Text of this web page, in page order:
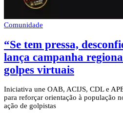
Comunidade
“Se tem pressa,
lança campanha
golpes virtuais
Iniciativa une OAB, ACIJS, CDL e
para reforçar orientação à população
ação de golpistas